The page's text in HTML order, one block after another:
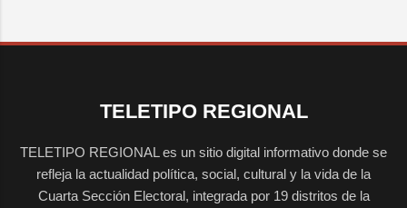
TELETIPO REGIONAL
TELETIPO REGIONAL es un sitio digital informativo donde se
refleja la actualidad política, social, cultural y la vida de la
Cuarta Sección Electoral, integrada por 19 distritos de la